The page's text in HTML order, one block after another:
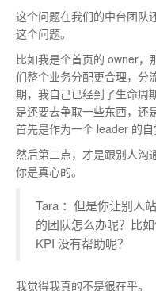
这个问题在我们的中台团队
这个问题。
比如我是个首页的 owner，
们整个业务分配更合理，分
期，我自己已经到了生命周
是还要去争取一些东西，还
首先是作为一个 leader 的自
然后第二点，才是跟别人沟
你是真心的。
Tara ：但是你让别人
的团队怎么办呢？比
KPI 没有帮助呢？
我觉得我真的不是很在乎。